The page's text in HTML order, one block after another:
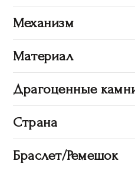
Механизм
Материал
Драгоценные
Страна
Браслет/Ремешок